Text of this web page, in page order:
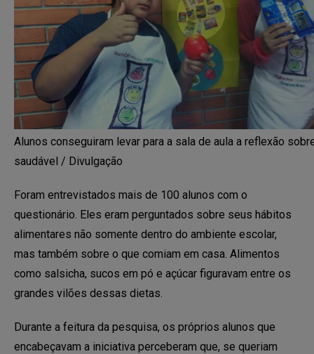
Alunos conseguiram levar para a sala de aula a reflexão
saudável / Divulgação
Foram entrevistados mais de 100 alunos com o
questionário. Eles eram perguntados sobre seus hábitos
alimentares não somente dentro do ambiente escolar,
mas também sobre o que comiam em casa. Alimentos
como salsicha, sucos em pó e açúcar figuravam entre os
grandes vilões dessas dietas.
Durante a feitura da pesquisa, os próprios alunos que
encabeçavam a iniciativa perceberam que, se queriam